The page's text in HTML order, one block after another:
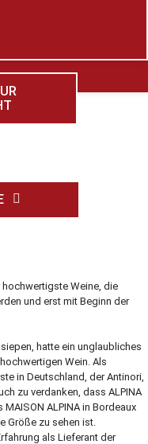
hochwertigste Weine, die
und erst mit Beginn der
hatte ein unglaubliches
Wein. Als
in Deutschland, der Antinori,
zu verdanken, dass ALPINA
ALPINA in Bordeaux
Größe zu sehen ist.
als Lieferant der